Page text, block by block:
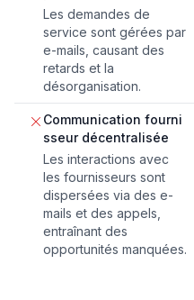
Les demandes de
service sont gérées par
e-mails, causant des
retards et la
désorganisation.
Communication fourni
sseur décentralisée
Les interactions avec
les fournisseurs sont
dispersées via des e-
mails et des appels,
entraînant des
opportunités manquées.